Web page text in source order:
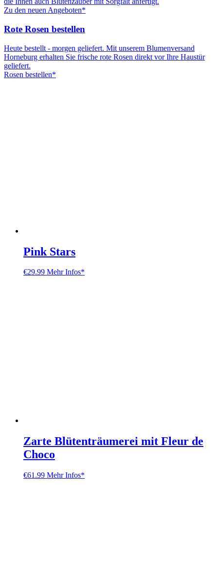
Zu den neuen Angeboten*
Rote Rosen bestellen
Heute bestellt - morgen geliefert. Mit unserem Blumenversand
Horneburg erhalten Sie frische rote Rosen direkt vor Ihre Haustür
geliefert.
Rosen bestellen*
Pink Stars
€29.99 Mehr Infos*
Zarte Blütenträumerei mit Fleur de
Choco
€61.99 Mehr Infos*